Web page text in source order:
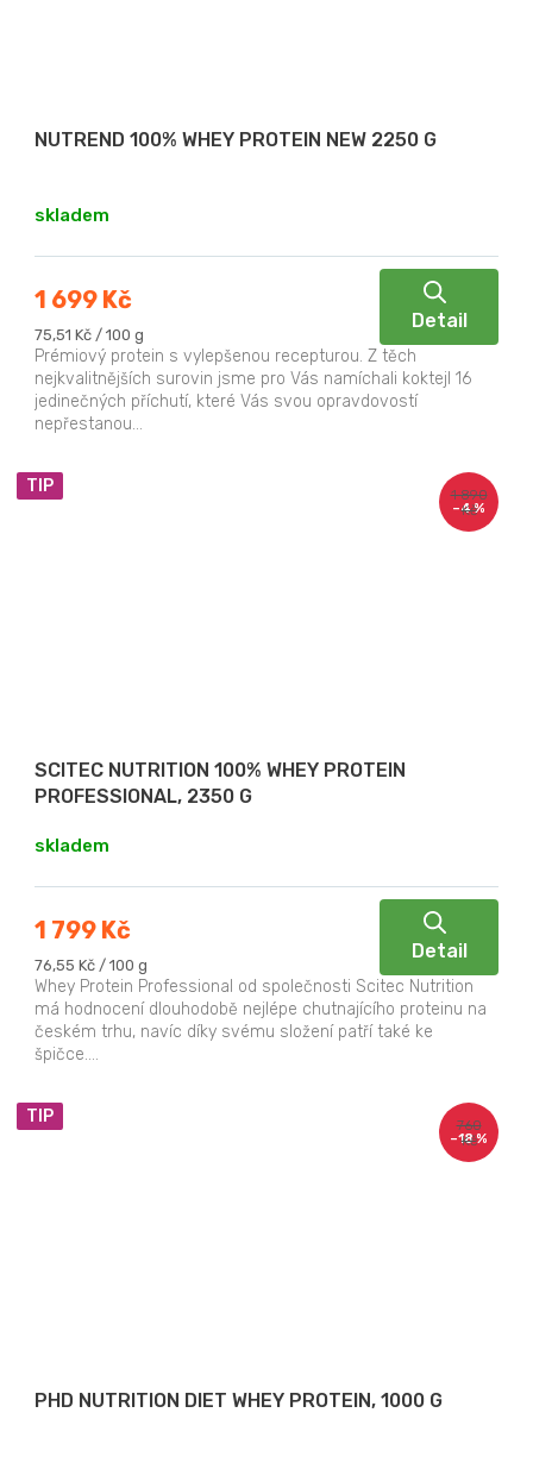
NUTREND 100% WHEY PROTEIN NEW 2250 G
skladem
1 699 Kč
Měrná
cena:
75,51 Kč / 100 g
Detail
Prémiový protein s vylepšenou recepturou. Z těch
nejkvalitnějších surovin jsme pro Vás namíchali koktejl 16
jedinečných příchutí, které Vás svou opravdovostí
nepřestanou...
TIP
1 890
Kč
–4 %
SCITEC NUTRITION 100% WHEY PROTEIN
PROFESSIONAL, 2350 G
skladem
1 799 Kč
Měrná
cena:
76,55 Kč / 100 g
Detail
Whey Protein Professional od společnosti Scitec Nutrition
má hodnocení dlouhodobě nejlépe chutnajícího proteinu na
českém trhu, navíc díky svému složení patří také ke
špičce....
TIP
760
Kč
–18 %
PHD NUTRITION DIET WHEY PROTEIN, 1000 G